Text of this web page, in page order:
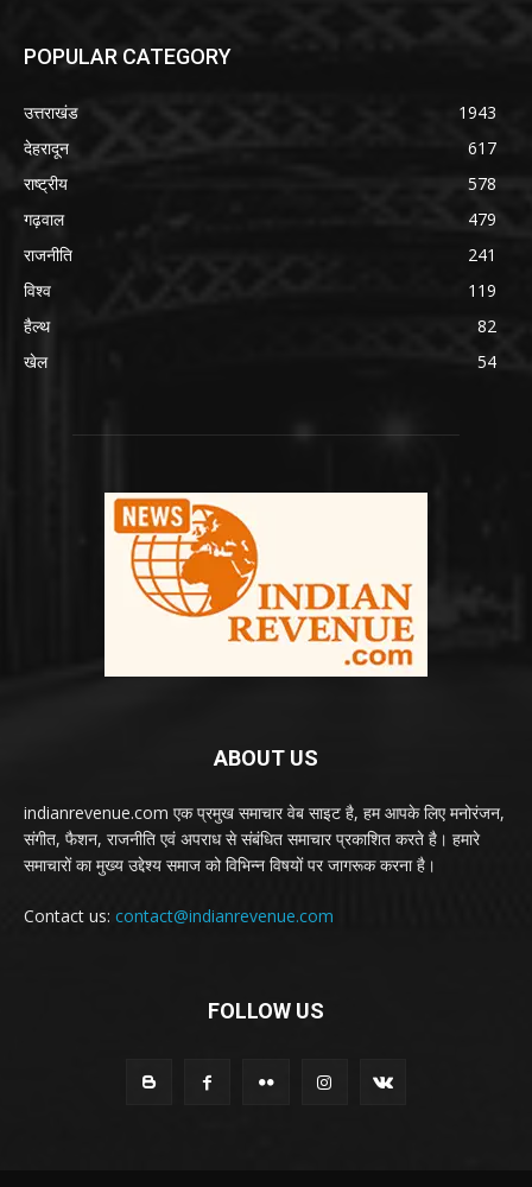
POPULAR CATEGORY
उत्तराखंड
1943
देहरादून
617
राष्ट्रीय
578
गढ़वाल
479
राजनीति
241
विश्व
119
हैल्थ
82
खेल
54
ABOUT US
indianrevenue.com एक प्रमुख समाचार वेब साइट है, हम आपके लिए मनोरंजन,
संगीत, फैशन, राजनीति एवं अपराध से संबंधित समाचार प्रकाशित करते है। हमारे
समाचारों का मुख्य उद्देश्य समाज को विभिन्न विषयों पर जागरूक करना है।
Contact us: contact@indianrevenue.com
FOLLOW US